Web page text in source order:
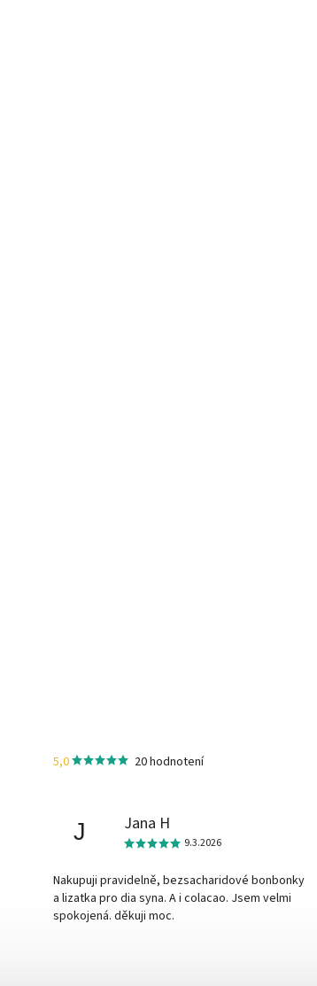
5,0 20 hodnotení
J Jana H
9.3.2026
Nakupuji pravidelně, bezsacharidové bonbonky
a lizatka pro dia syna. A i colacao. Jsem velmi
spokojená. děkuji moc.